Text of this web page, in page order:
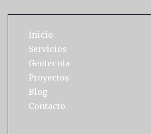
Inicio
Servicios
Geotecnia
Proyectos
Blog
Contacto